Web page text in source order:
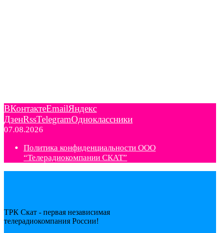
ВКонтактеEmailЯндекс
ДзенRssTelegramОдноклассники
07.08.2026
Политика конфиденциальности ООО
“Телерадиокомпании СКАТ”
ТРК Скат - первая независимая
телерадиокомпания Роcсии!